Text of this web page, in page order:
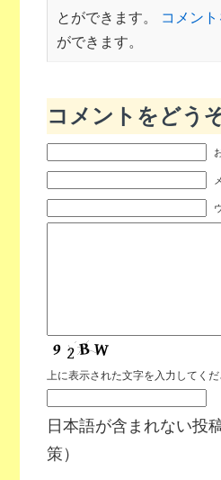
とができます。
コメン
ができます。
コメントをどう
上に表示された文字を入力してくだ
日本語が含まれない投
策）